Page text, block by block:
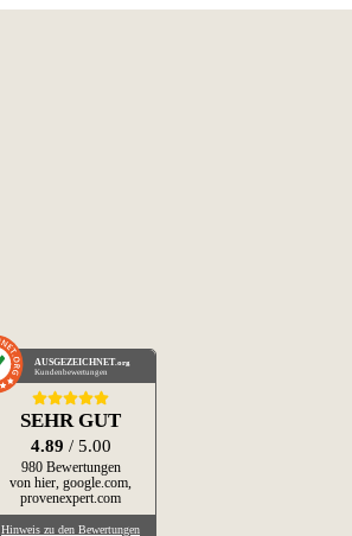
AUSGEZEICHNET .org
Kundenbewertungen
SEHR GUT
4.89 / 5.00
980 Bewertungen
von hier, google.com,
provenexpert.com
Hinweis zu den Bewertungen